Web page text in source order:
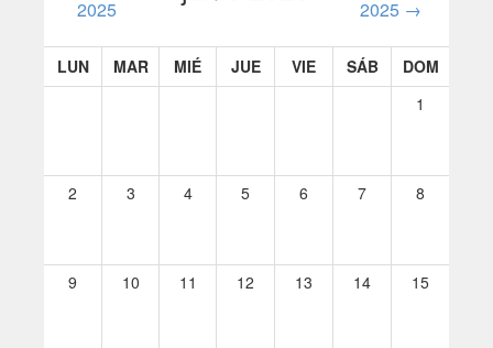
2025
2025 →
LUN MAR MIÉ JUE VIE SÁB
DOM
1
2 3 4 5 6 7 8
9 10 11 12 13 14 15